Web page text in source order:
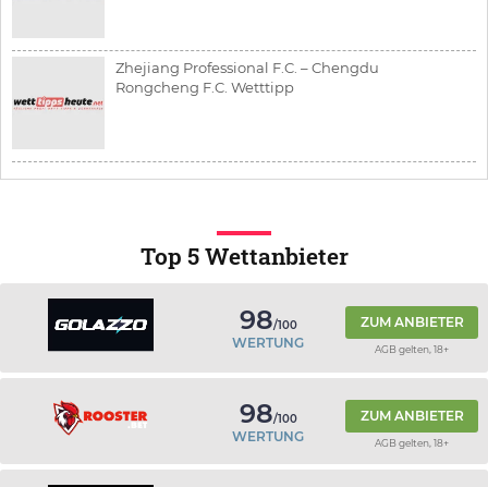
Zhejiang Professional F.C. – Chengdu
Rongcheng F.C. Wetttipp
Top 5 Wettanbieter
98/100
WERTUNG
ZUM ANBIETER
AGB gelten, 18+
98/100
WERTUNG
ZUM ANBIETER
AGB gelten, 18+